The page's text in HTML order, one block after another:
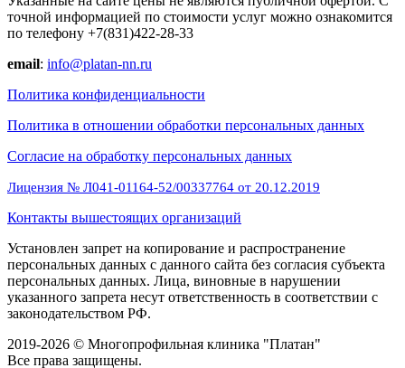
точной информацией по стоимости услуг можно ознакомится
по телефону +7(831)422-28-33
email: info@platan-nn.ru
Политика конфиденциальности
Политика в отношении обработки персональных данных
Cогласие на обработку персональных данных
Лицензия № Л041-01164-52/00337764 от 20.12.2019
Контакты вышестоящих организаций
Установлен запрет на копирование и распространение
персональных данных с данного сайта без согласия субъекта
персональных данных. Лица, виновные в нарушении
указанного запрета несут ответственность в соответствии с
законодательством РФ.
2019-2026 © Многопрофильная клиника "Платан"
Все права защищены.